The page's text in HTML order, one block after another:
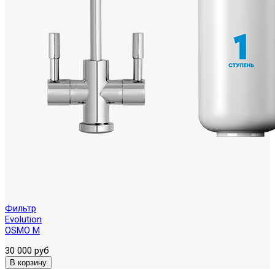
Фильтр
Evolution
OSMO M
30 000 руб